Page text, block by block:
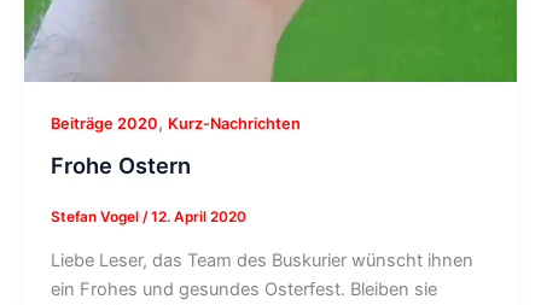
Beiträge 2020, Kurz-Nachrichten
Frohe Ostern
Stefan Vogel /12. April 2020
Liebe Leser, das Team des Buskurier wünscht ihnen
ein Frohes und gesundes Osterfest. Bleiben sie